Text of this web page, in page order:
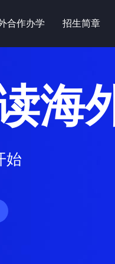
合作办学 招生简章
海
始